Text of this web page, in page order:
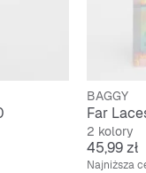
BAGGY
Far
2 kolory
Cena
45,99 zł
Najniższa